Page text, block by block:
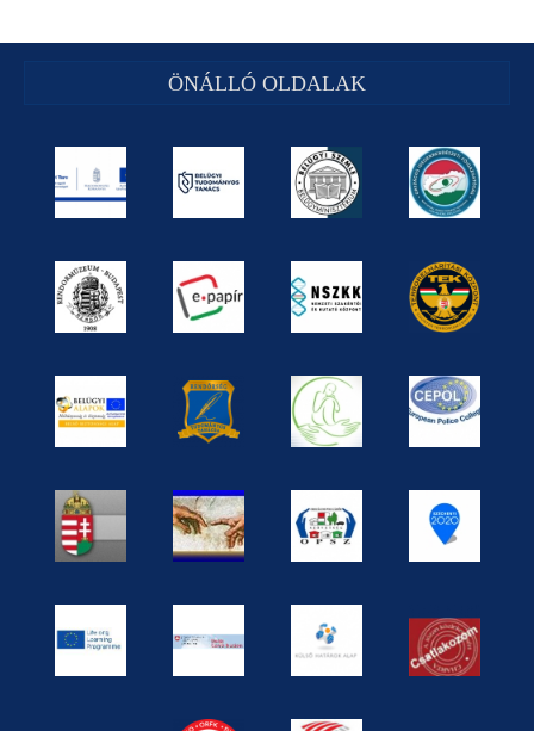
ÖNÁLLÓ OLDALAK